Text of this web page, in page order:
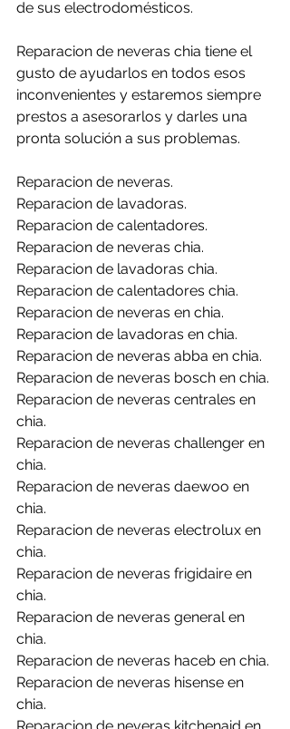
de sus electrodomésticos.
Reparacion de neveras chia tiene el
gusto de ayudarlos en todos esos
inconvenientes y estaremos siempre
prestos a asesorarlos y darles una
pronta solución a sus problemas.
Reparacion de neveras.
Reparacion de lavadoras.
Reparacion de calentadores.
Reparacion de neveras chia.
Reparacion de lavadoras chia.
Reparacion de calentadores chia.
Reparacion de neveras en chia.
Reparacion de lavadoras en chia.
Reparacion de neveras abba en chia.
Reparacion de neveras bosch en chia.
Reparacion de neveras centrales en
chia.
Reparacion de neveras challenger en
chia.
Reparacion de neveras daewoo en
chia.
Reparacion de neveras electrolux en
chia.
Reparacion de neveras frigidaire en
chia.
Reparacion de neveras general en
chia.
Reparacion de neveras haceb en chia.
Reparacion de neveras hisense en
chia.